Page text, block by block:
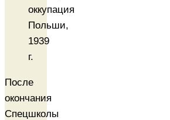
оккупация
Польши,
1939
г.
После
окончания
Спецшколы